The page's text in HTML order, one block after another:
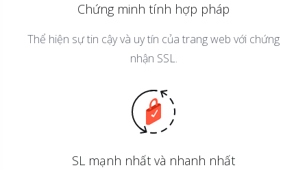
Chứng minh tính hợp pháp
Thể hiện sự tin cậy và uy tín của trang web với chứng
nhận SSL.
SL mạnh nhất và nhanh nhất